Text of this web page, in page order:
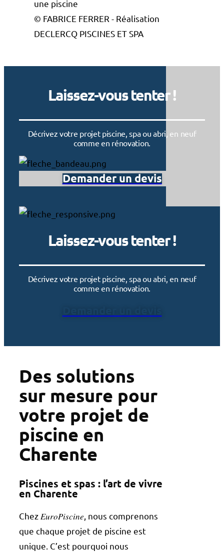
© FABRICE FERRER - Réalisation
DECLERCQ PISCINES ET SPA
Laissez-vous tenter !
Décrivez votre projet piscine, spa ou abri, en neuf
comme en rénovation.
Demander un devis
Laissez-vous tenter !
Décrivez votre projet piscine, spa ou abri, en neuf
comme en rénovation.
Des solutions
sur mesure pour
votre projet de
piscine en
Charente
Piscines et spas : l’art de vivre
en Charente
Chez 𝐸𝑢𝑟𝑜𝑃𝑖𝑠𝑐𝑖𝑛𝑒, nous comprenons
que chaque projet de piscine est
unique. C’est pourquoi nous